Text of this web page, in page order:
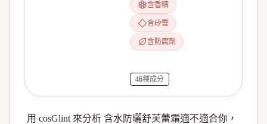
含香精
含矽靈
含防腐劑
46種成分
用 cosGlint 來分析 含水防曬舒芙蕾霜適不適合你，